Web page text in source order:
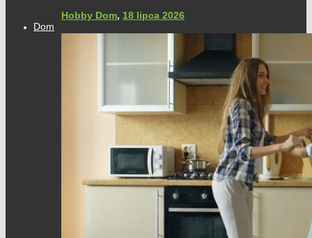
Hobby Dom, 18 lipca 2026
Dom